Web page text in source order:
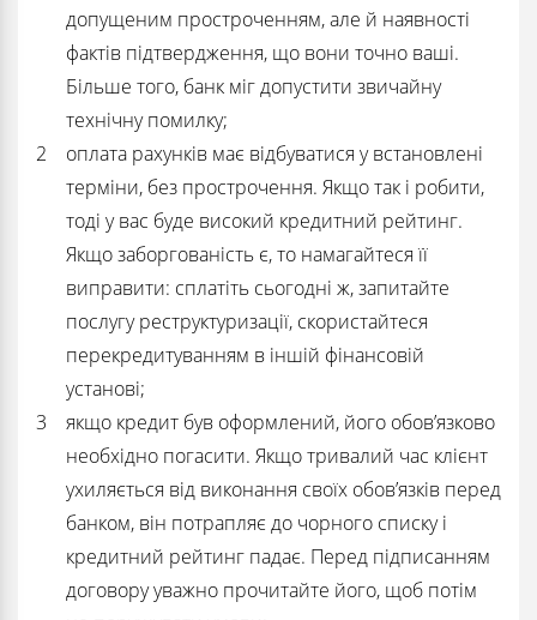
допущеним простроченням, але й наявності
фактів підтвердження, що вони точно ваші.
Більше того, банк міг допустити звичайну
технічну помилку;
оплата рахунків має відбуватися у встановлені
терміни, без прострочення. Якщо так і робити,
тоді у вас буде високий кредитний рейтинг.
Якщо заборгованість є, то намагайтеся її
виправити: сплатіть сьогодні ж, запитайте
послугу реструктуризації, скористайтеся
перекредитуванням в іншій фінансовій
установі;
якщо кредит був оформлений, його обов’язково
необхідно погасити. Якщо тривалий час клієнт
ухиляється від виконання своїх обов’язків перед
банком, він потрапляє до чорного списку і
кредитний рейтинг падає. Перед підписанням
договору уважно прочитайте його, щоб потім